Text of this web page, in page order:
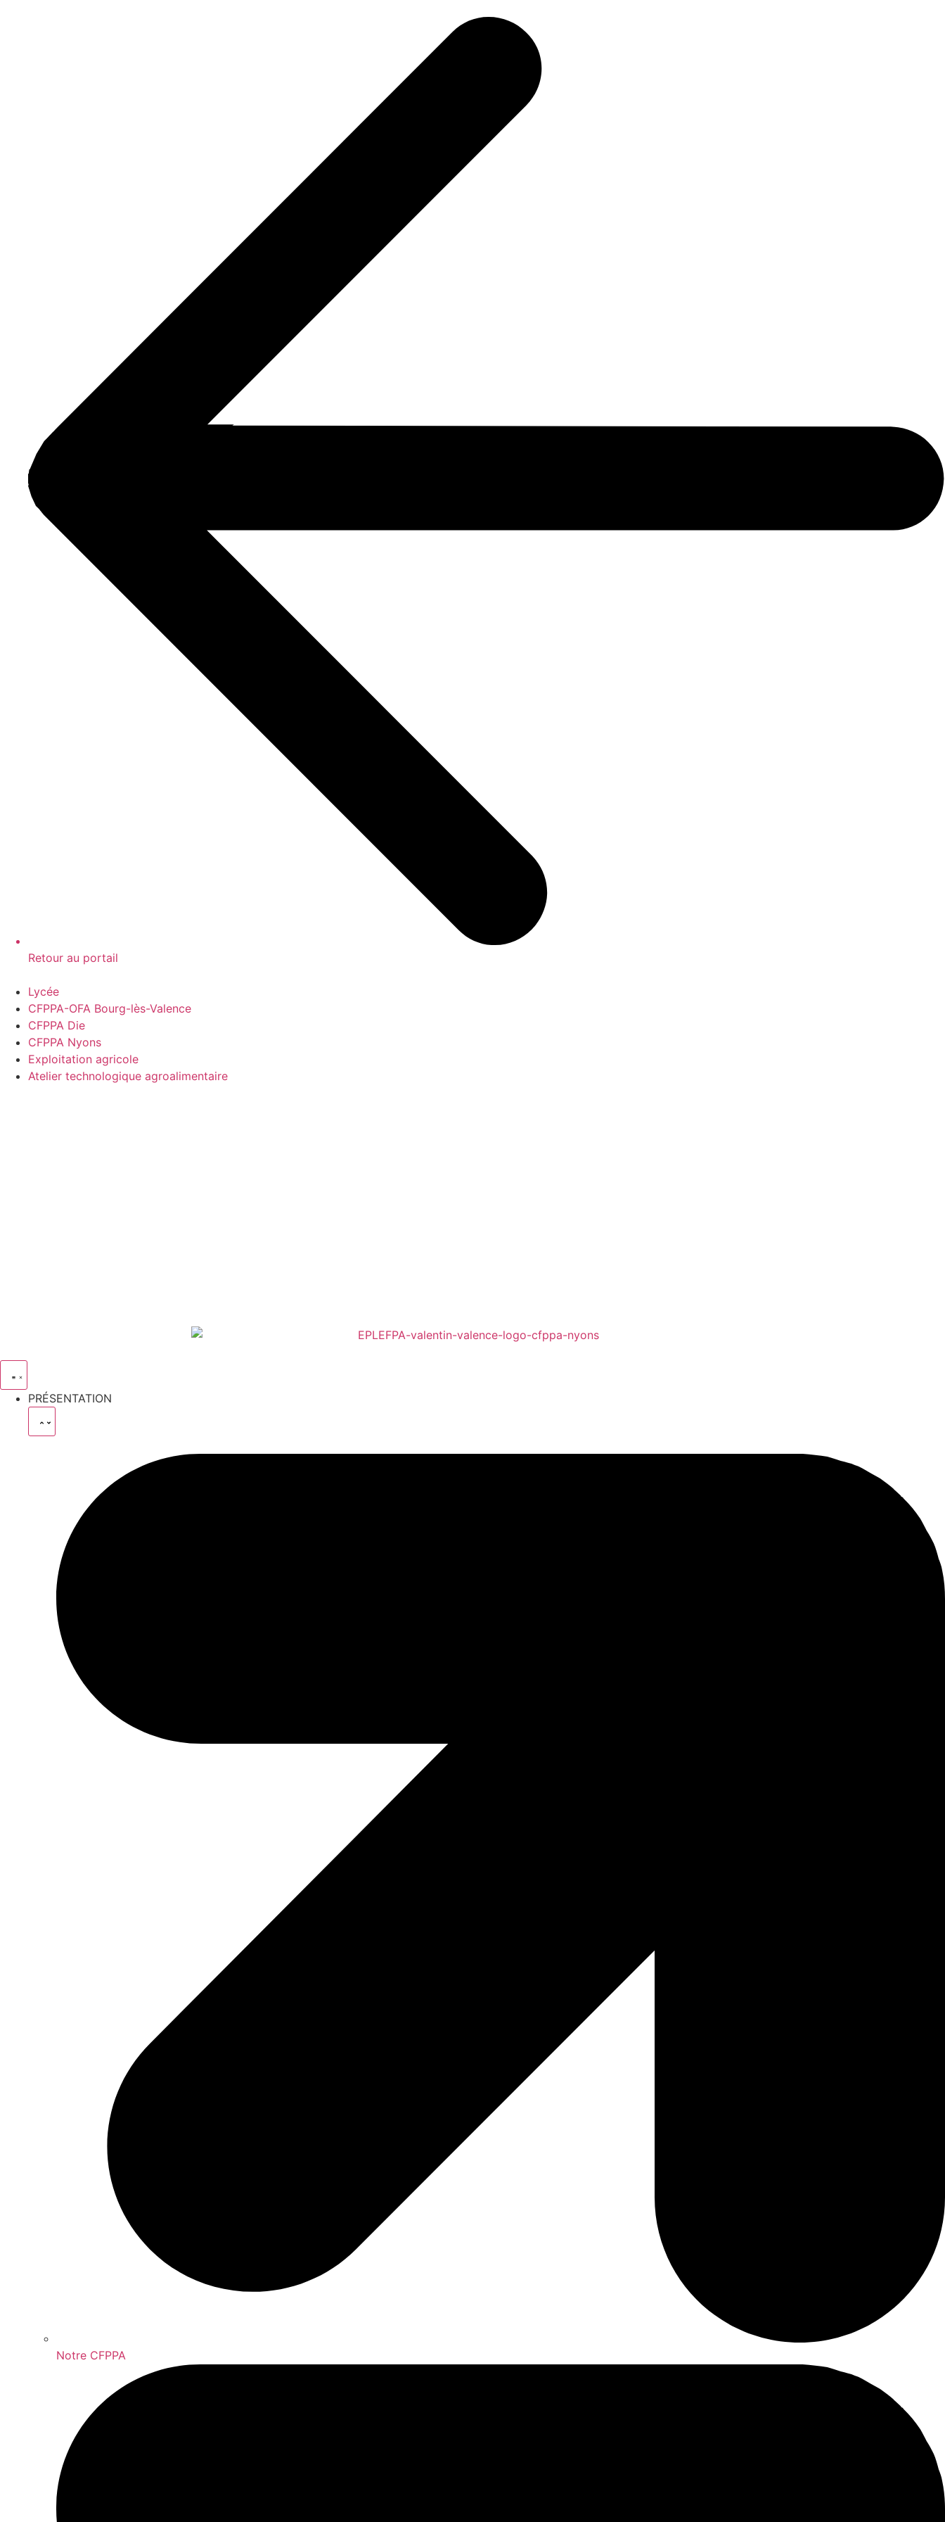
Retour au portail
Lycée
CFPPA-OFA Bourg-lès-Valence
CFPPA Die
CFPPA Nyons
Exploitation agricole
Atelier technologique agroalimentaire
PRÉSENTATION
Notre CFPPA